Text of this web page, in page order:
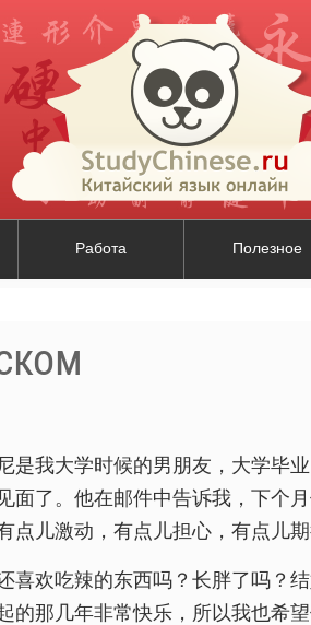
Работа Полезное
是我大学时候的男朋友，大学毕
面了。他在邮件中告诉我，下个
儿激动，有点儿担心，有点儿
喜欢吃辣的东西吗？长胖了吗？
的那几年非常快乐，所以我也希